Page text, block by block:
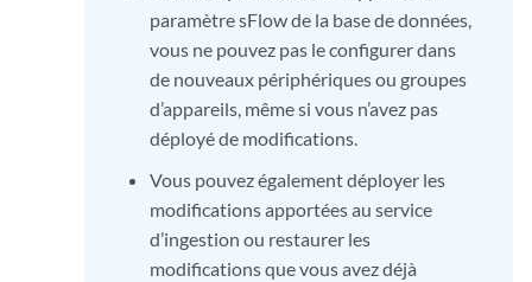
paramètre sFlow de la base de données,
vous ne pouvez pas le configurer dans
de nouveaux périphériques ou groupes
d’appareils, même si vous n’avez pas
déployé de modifications.
Vous pouvez également déployer les
modifications apportées au service
d’ingestion ou restaurer les
modifications que vous avez déjà